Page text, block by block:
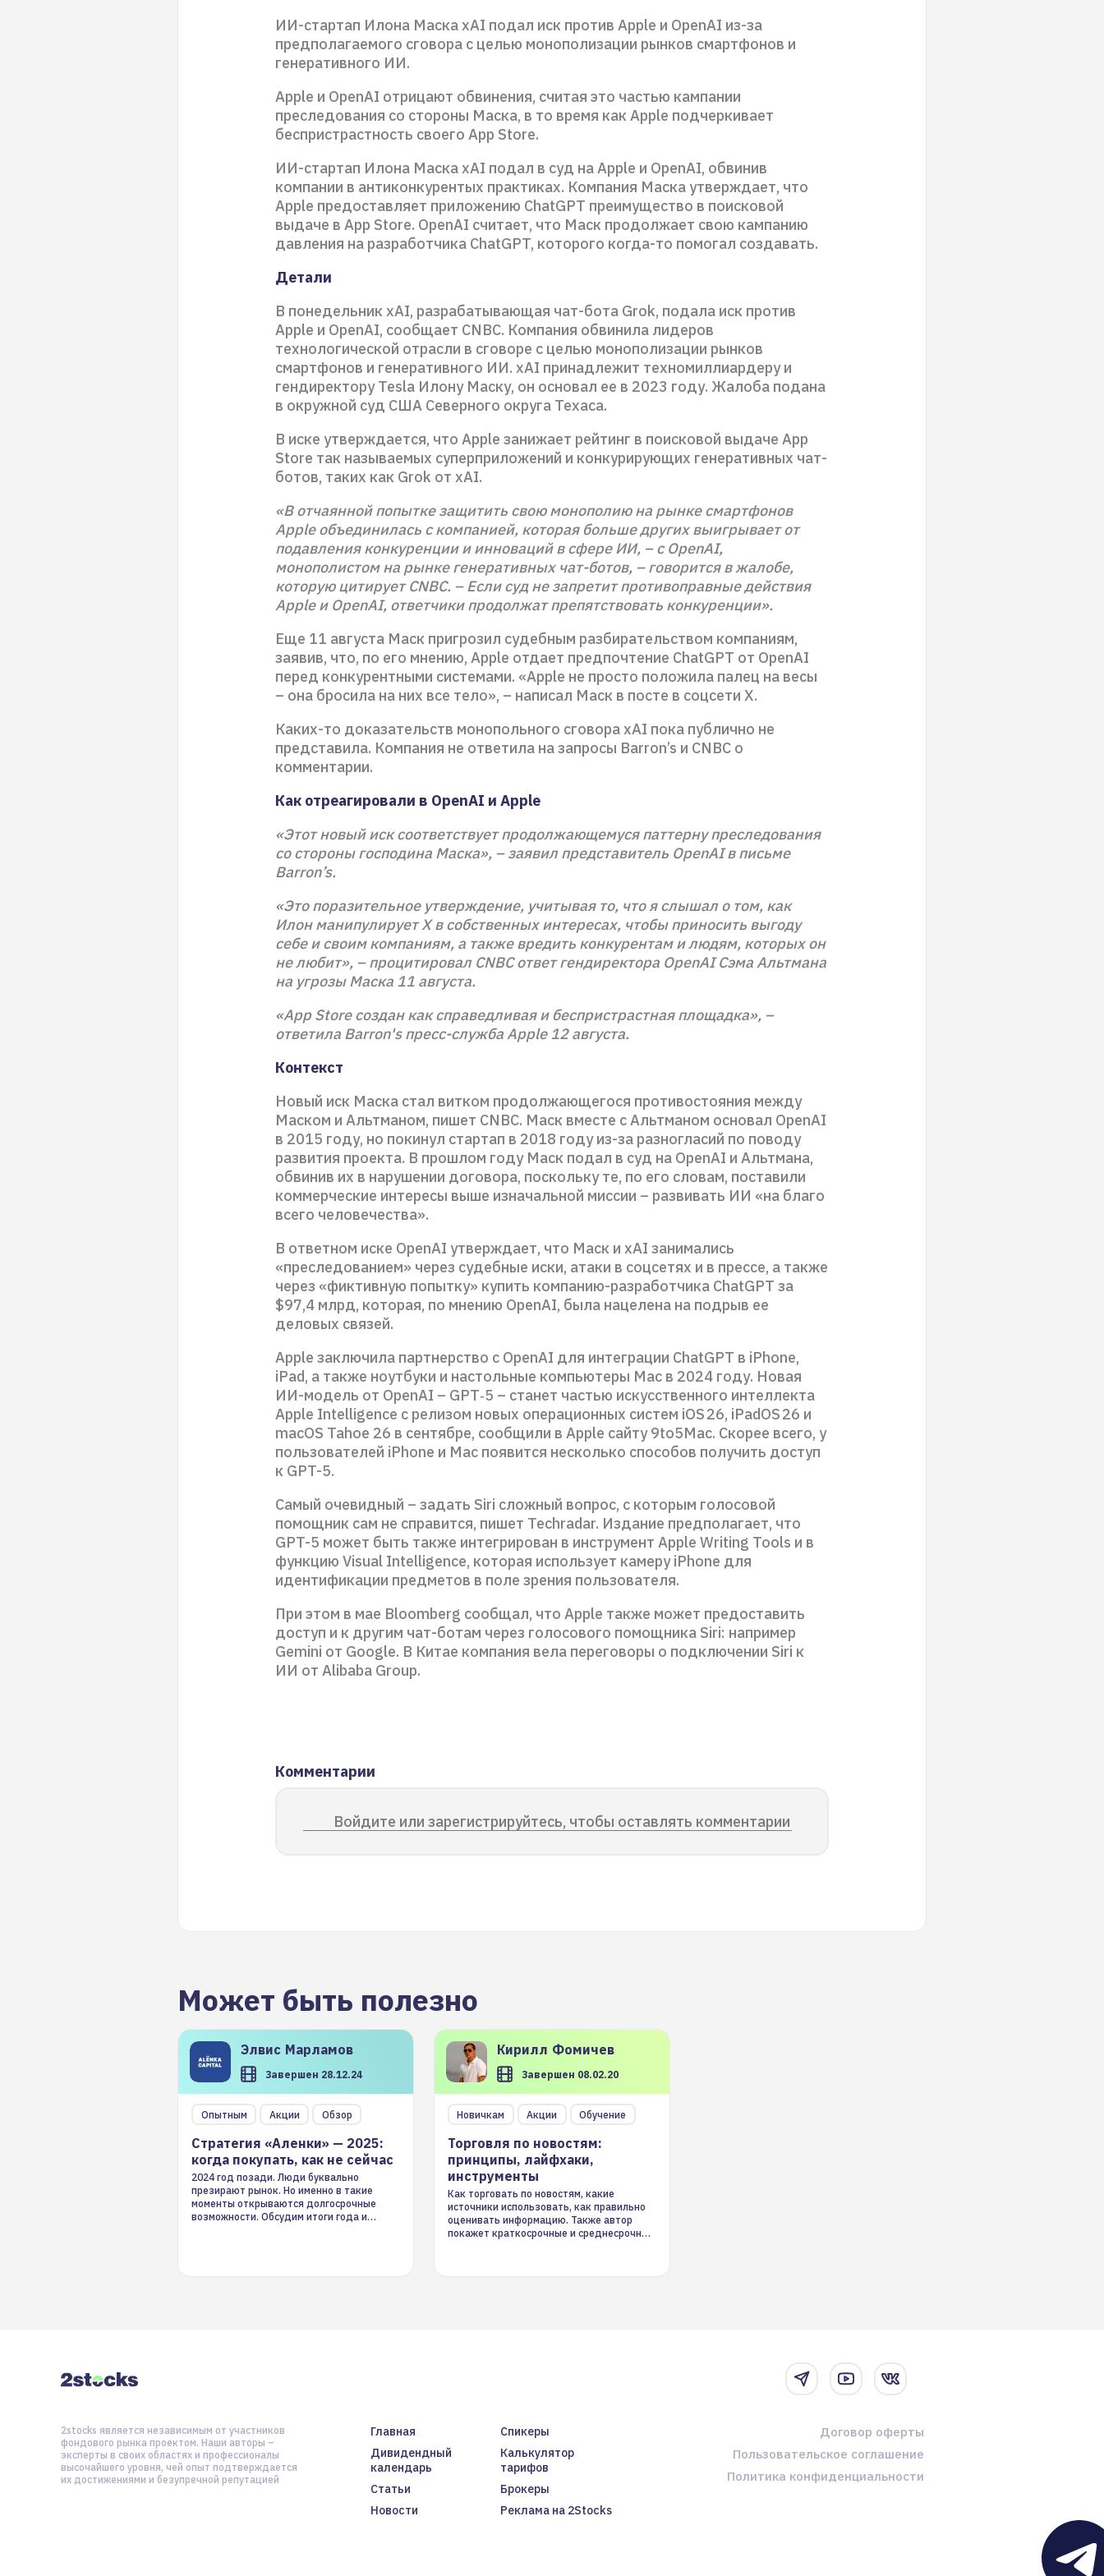
ИИ-стартап Илона Маска xAI подал иск против Apple и OpenAI из-за
предполагаемого сговора с целью монополизации рынков смартфонов и
генеративного ИИ.
Apple и OpenAI отрицают обвинения, считая это частью кампании
преследования со стороны Маска, в то время как Apple подчеркивает
беспристрастность своего App Store.
ИИ-стартап Илона Маска xAI подал в суд на Apple и OpenAI, обвинив
компании в антиконкурентых практиках. Компания Маска утверждает, что
Apple предоставляет приложению ChatGPT преимущество в поисковой
выдаче в App Store. OpenAI считает, что Маск продолжает свою кампанию
давления на разработчика ChatGPT, которого когда-то помогал создавать.
Детали
В понедельник xAI, разрабатывающая чат-бота Grok, подала иск против
Apple и OpenAI, сообщает CNBC. Компания обвинила лидеров
технологической отрасли в сговоре с целью монополизации рынков
смартфонов и генеративного ИИ. xAI принадлежит техномиллиардеру и
гендиректору Tesla Илону Маску, он основал ее в 2023 году. Жалоба подана
в окружной суд США Северного округа Техаса.
В иске утверждается, что Apple занижает рейтинг в поисковой выдаче App
Store так называемых суперприложений и конкурирующих генеративных чат-
ботов, таких как Grok от xAI.
«В отчаянной попытке защитить свою монополию на рынке смартфонов
Apple объединилась с компанией, которая больше других выигрывает от
подавления конкуренции и инноваций в сфере ИИ, – с OpenAI,
монополистом на рынке генеративных чат-ботов, – говорится в жалобе,
которую цитирует CNBC. – Если суд не запретит противоправные действия
Apple и OpenAI, ответчики продолжат препятствовать конкуренции».
Еще 11 августа Маск пригрозил судебным разбирательством компаниям,
заявив, что, по его мнению, Apple отдает предпочтение ChatGPT от OpenAI
перед конкурентными системами. «Apple не просто положила палец на весы
– она бросила на них все тело», – написал Маск в посте в соцсети X.
Каких-то доказательств монопольного сговора xAI пока публично не
представила. Компания не ответила на запросы Barron’s и CNBC о
комментарии.
Как отреагировали в OpenAI и Apple
«Этот новый иск соответствует продолжающемуся паттерну преследования
со стороны господина Маска», – заявил представитель OpenAI в письме
Barron’s.
«Это поразительное утверждение, учитывая то, что я слышал о том, как
Илон манипулирует X в собственных интересах, чтобы приносить выгоду
себе и своим компаниям, а также вредить конкурентам и людям, которых он
не любит», – процитировал CNBC ответ гендиректора OpenAI Сэма Альтмана
на угрозы Маска 11 августа.
«App Store создан как справедливая и беспристрастная площадка», –
ответила Barron's пресс-служба Apple 12 августа.
Контекст
Новый иск Маска стал витком продолжающегося противостояния между
Маском и Альтманом, пишет CNBC. Маск вместе с Альтманом основал OpenAI
в 2015 году, но покинул стартап в 2018 году из-за разногласий по поводу
развития проекта. В прошлом году Маск подал в суд на OpenAI и Альтмана,
обвинив их в нарушении договора, поскольку те, по его словам, поставили
коммерческие интересы выше изначальной миссии – развивать ИИ «на благо
всего человечества».
В ответном иске OpenAI утверждает, что Маск и xAI занимались
«преследованием» через судебные иски, атаки в соцсетях и в прессе, а также
через «фиктивную попытку» купить компанию-разработчика ChatGPT за
$97,4 млрд, которая, по мнению OpenAI, была нацелена на подрыв ее
деловых связей.
Apple заключила партнерство с OpenAI для интеграции ChatGPT в iPhone,
iPad, а также ноутбуки и настольные компьютеры Mac в 2024 году. Новая
ИИ-модель от OpenAI – GPT‑5 – станет частью искусственного интеллекта
Apple Intelligence с релизом новых операционных систем iOS 26, iPadOS 26 и
macOS Tahoe 26 в сентябре, сообщили в Apple сайту 9to5Mac. Скорее всего, у
пользователей iPhone и Mac появится несколько способов получить доступ
к GPT-5.
Самый очевидный – задать Siri сложный вопрос, с которым голосовой
помощник сам не справится, пишет Techradar. Издание предполагает, что
GPT-5 может быть также интегрирован в инструмент Apple Writing Tools и в
функцию Visual Intelligence, которая использует камеру iPhone для
идентификации предметов в поле зрения пользователя.
При этом в мае Bloomberg сообщал, что Apple также может предоставить
доступ и к другим чат-ботам через голосового помощника Siri: например
Gemini от Google. В Китае компания вела переговоры о подключении Siri к
ИИ от Alibaba Group.
Комментарии
Войдите или зарегистрируйтесь, чтобы оставлять комментарии
Может быть полезно
Элвис Марламов
Завершен 28.12.24
Опытным Акции Обзор
Стратегия «Аленки» — 2025:
когда покупать, как не сейчас
2024 год позади. Люди буквально
презирают рынок. Но именно в такие
моменты открываются долгосрочные
возможности. Обсудим итоги года и
Кирилл Фомичев
Завершен 08.02.20
Новичкам Акции Обучение
Торговля по новостям:
принципы, лайфхаки,
инструменты
Как торговать по новостям, какие
источники использовать, как правильно
оценивать информацию. Также автор
покажет краткосрочные и среднесрочные
Главная
Спикеры
Дивидендный
календарь
Калькулятор
тарифов
Статьи
Брокеры
Новости
Реклама на 2Stocks
2stocks является независимым от участников
фондового рынка проектом. Наши авторы –
эксперты в своих областях и профессионалы
высочайшего уровня, чей опыт подтверждается
их достижениями и безупречной репутацией
Договор оферты
Пользовательское соглашение
Политика конфиденциальности